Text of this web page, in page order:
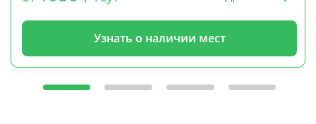
Узнать о наличии мест